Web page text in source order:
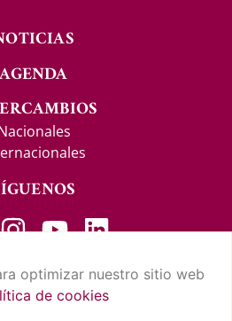
optimizar nuestro sitio web
de cookies
AGENDA
AVISO LEGAL